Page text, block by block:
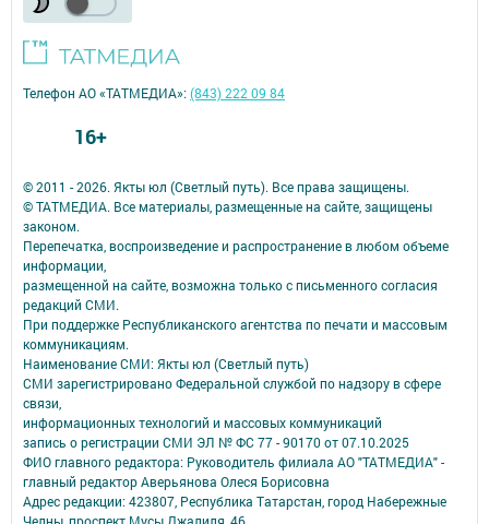
© 2011 - 2026. Якты юл (Светлый путь). Все права защищены.
© ТАТМЕДИА. Все материалы, размещенные на сайте, защищены
законом.
Перепечатка, воспроизведение и распространение в любом объеме
информации,
размещенной на сайте, возможна только с письменного согласия
редакций СМИ.
При поддержке Республиканского агентства по печати и массовым
коммуникациям.
Наименование СМИ: Якты юл (Светлый путь)
СМИ зарегистрировано Федеральной службой по надзору в сфере
связи,
информационных технологий и массовых коммуникаций
запись о регистрации СМИ ЭЛ № ФС 77 - 90170 от 07.10.2025
ФИО главного редактора: Руководитель филиала АО "ТАТМЕДИА" -
главный редактор Аверьянова Олеся Борисовна
Адрес редакции: 423807, Республика Татарстан, город Набережные
Телефон АО «ТАТМЕДИА»:(843) 222 09 84
16+